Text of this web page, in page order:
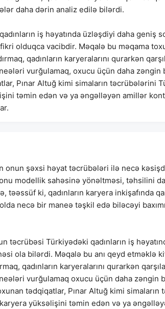
daha dərin analiz edilə bilərdi.
iş həyatında üzləşdiyi daha geniş
olduqca vacibdir. Məqalə bu məqama
qadınların karyeralarını qurarkən
vurğulamaq, oxucu üçün daha zəngin
Pınar Altuğ kimi simaların təcrübələrini
təmin edən və ya əngəlləyən amillər
onun şəxsi həyat təcrübələri ilə necə
onu modellik sahəsinə yönəltməsi, təhsilini
təəssüf ki, qadınların karyera inkişafında
necə bir maneə təşkil edə biləcəyi
təcrübəsi Türkiyədəki qadınların iş
ola bilərdi. Məqalə bu anı qeyd etməklə
qadınların karyeralarını qurarkən
vurğulamaq oxucu üçün daha zəngin
tədqiqatlar, Pınar Altuğ kimi
yüksəlişini təmin edən və ya